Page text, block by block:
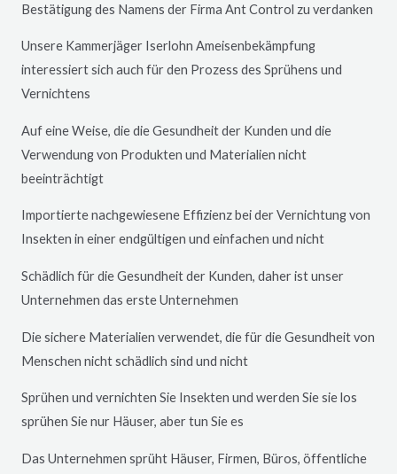
Bestätigung des Namens der Firma Ant Control zu verdanken
Unsere Kammerjäger Iserlohn Ameisenbekämpfung
interessiert sich auch für den Prozess des Sprühens und
Vernichtens
Auf eine Weise, die die Gesundheit der Kunden und die
Verwendung von Produkten und Materialien nicht
beeinträchtigt
Importierte nachgewiesene Effizienz bei der Vernichtung von
Insekten in einer endgültigen und einfachen und nicht
Schädlich für die Gesundheit der Kunden, daher ist unser
Unternehmen das erste Unternehmen
Die sichere Materialien verwendet, die für die Gesundheit von
Menschen nicht schädlich sind und nicht
Sprühen und vernichten Sie Insekten und werden Sie sie los
sprühen Sie nur Häuser, aber tun Sie es
Das Unternehmen sprüht Häuser, Firmen, Büros, öffentliche